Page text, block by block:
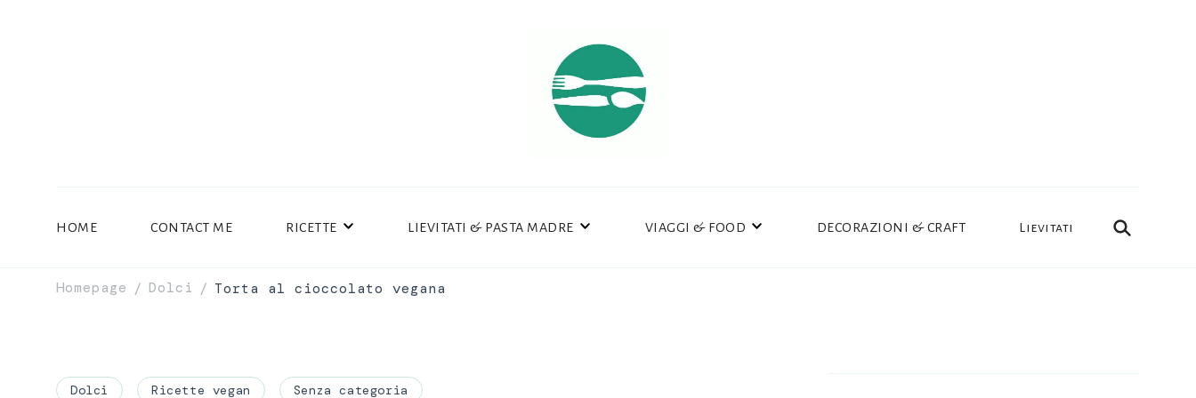
HOME CONTACT ME RICETTE LIEVITATI & PASTA MADRE VIAGGI & FOOD DECORAZIONI & CRAFT Lievitati
Homepage / Dolci / Torta al cioccolato vegana
Dolci Ricette vegan Senza categoria